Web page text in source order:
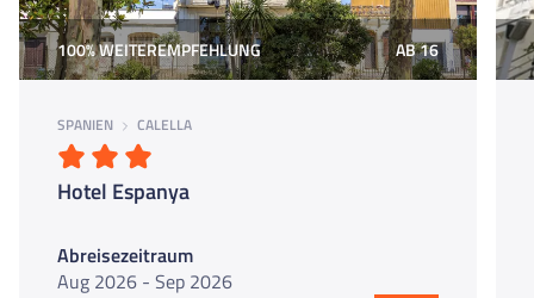
100% WEITEREMPFEHLUNG AB 16
SPANIEN CALELLA
Hotel Espanya
Abreisezeitraum
Aug 2026 - Sep 2026